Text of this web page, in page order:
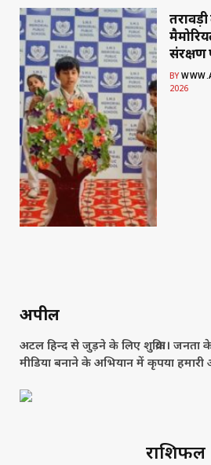
संरक्षण
BY
2026
अपील
अटल हिन्द से जुड़ने के लिए शुक्रिया।
मीडिया बनाने के अभियान में कृपया
राशिफल